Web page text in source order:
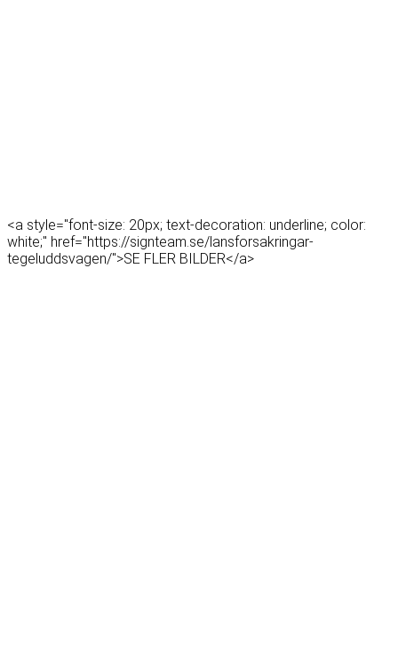
<a style="font-size: 20px; text-decoration: underline; color:
white;" href="https://signteam.se/lansforsakringar-
tegeluddsvagen/">SE FLER BILDER</a>